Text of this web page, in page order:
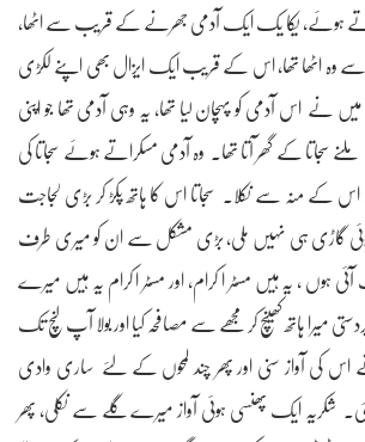
ہوئے، یکا یک ایک آدمی جھرنے کے قریب سے اٹھا،
وہ اٹھا تھا، اس کے قریب ایک ایزال بھی اپنے لکڑی
میں نے اس آدمی کو پہچان لیا تھا، یہ وہی آدمی تھا جو اپنی
سجاتا کے گھر آتا تھا۔ وہ آدمی مسکراتے ہوئے سجاتا کی
کے منہ سے نکلا۔ سجاتا اس کا ہاتھ پکڑ کر بڑی لجاجت
کوئی گاڑی ہی نہیں ملی، بڑی مشکل سے ان کو میری طرف
ہوں ، یہ ہیں مسٹر ا کرام، اور مسٹر ا کرام یہ ہیں میرے
میرا ہاتھ کھینچ کر مجھے سے مصافحہ کیا اور بولا آپ لنچ تک
اس کی آواز سنی اور پھر چند لمحوں کے لئے ساری وادی
شکریہ ایک پھنسی ہوئی آواز میرے گلے سے نکلی، پھر